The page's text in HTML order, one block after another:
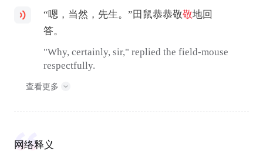
“嗯，当然，先生。”田鼠恭恭敬敬地回
答。
"Why, certainly, sir," replied the field-mouse
respectfully.
查看更多
网络释义